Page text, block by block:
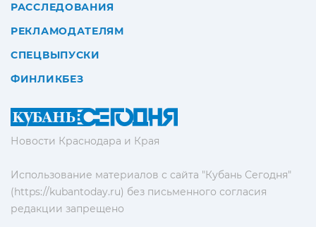
Новости Краснодара и Края
Использование материалов с сайта "Кубань Сегодня"
(https://kubantoday.ru) без письменного согласия
редакции запрещено
РАССЛЕДОВАНИЯ
РЕКЛАМОДАТЕЛЯМ
СПЕЦВЫПУСКИ
ФИНЛИКБЕЗ